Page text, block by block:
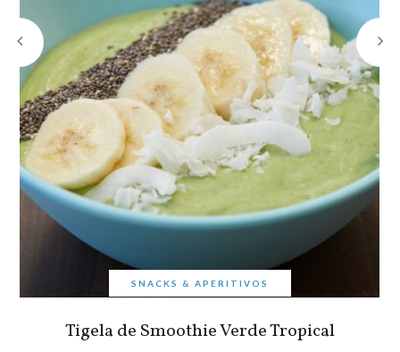
SNACKS & APERITIVOS
Tigela de Smoothie Verde Tropical